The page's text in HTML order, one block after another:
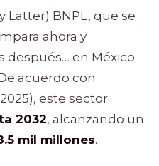
Latter) BNPL, que se
ahora y
después… en México
acuerdo con
este sector
2032, alcanzando un
mil millones.